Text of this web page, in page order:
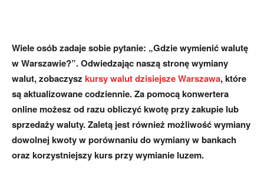
Wiele osób zadaje sobie pytanie: „Gdzie wymienić walutę
w Warszawie?”. Odwiedzając naszą stronę wymiany
walut, zobaczysz kursy walut dzisiejsze Warszawa, które
są aktualizowane codziennie. Za pomocą konwertera
online możesz od razu obliczyć kwotę przy zakupie lub
sprzedaży waluty. Zaletą jest również możliwość wymiany
dowolnej kwoty w porównaniu do wymiany w bankach
oraz korzystniejszy kurs przy wymianie luzem.